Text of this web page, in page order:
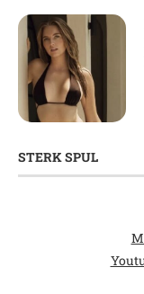
STERK SPUL